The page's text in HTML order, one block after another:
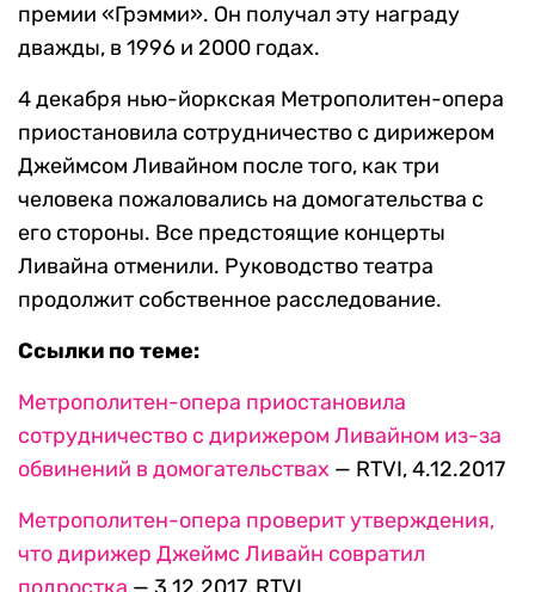
премии «Грэмми». Он получал эту награду
дважды, в 1996 и 2000 годах.
4 декабря нью-йоркская Метрополитен-опера
приостановила сотрудничество с дирижером
Джеймсом Ливайном после того, как три
человека пожаловались на домогательства с
его стороны. Все предстоящие концерты
Ливайна отменили. Руководство театра
продолжит собственное расследование.
Ссылки по теме:
Метрополитен-опера приостановила
сотрудничество с дирижером Ливайном из-за
обвинений в домогательствах — RTVI, 4.12.2017
Метрополитен-опера проверит утверждения,
что дирижер Джеймс Ливайн совратил